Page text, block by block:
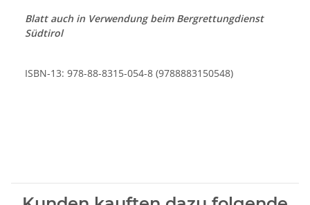
Blatt auch in Verwendung beim Bergrettungdienst
Südtirol
ISBN-13: 978-88-8315-054-8 (9788883150548)